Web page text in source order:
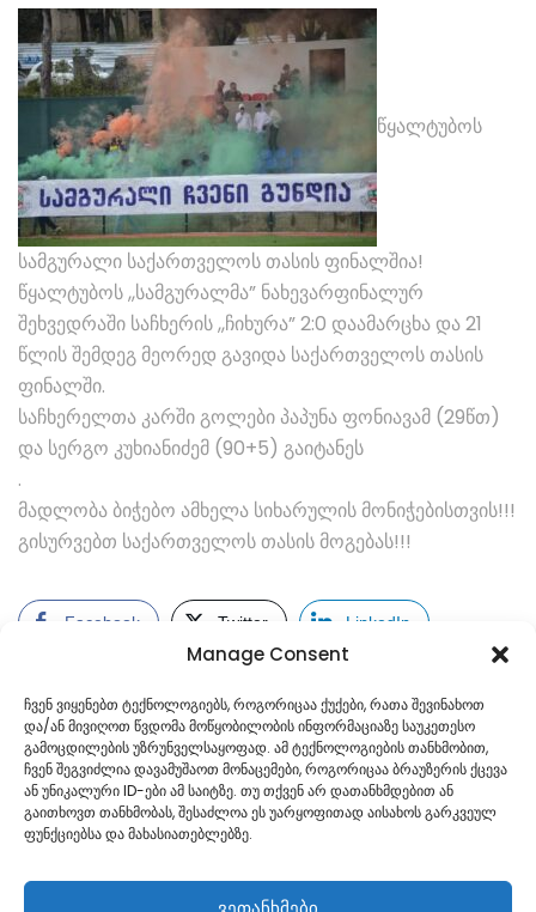
Manage Consent
ჩვენ ვიყენებთ ტექნოლოგიებს, როგორიცაა ქუქები, რათა შევინახოთ
და/ან მივიღოთ წვდომა მოწყობილობის ინფორმაციაზე საუკეთესო
გამოცდილების უზრუნველსაყოფად. ამ ტექნოლოგიების თანხმობით,
ჩვენ შეგვიძლია დავამუშაოთ მონაცემები, როგორიცაა ბრაუზერის ქცევა
ან უნიკალური ID-ები ამ საიტზე. თუ თქვენ არ დათანხმდებით ან
გაითხოვთ თანხმობას, შესაძლოა ეს უარყოფითად აისახოს გარკვეულ
ფუნქციებსა და მახასიათებლებზე.
წყალტუბოს
სამგურალი საქართველოს თასის ფინალშია!
წყალტუბოს ,,სამგურალმა” ნახევარფინალურ
შეხვედრაში საჩხერის ,,ჩიხურა” 2:0 დაამარცხა და 21
წლის შემდეგ მეორედ გავიდა საქართველოს თასის
ფინალში.
საჩხერელთა კარში გოლები პაპუნა ფონიავამ (29წთ)
და სერგო კუხიანიძემ (90+5) გაიტანეს
.
მადლობა ბიჭებო ამხელა სიხარულის მონიჭებისთვის!!!
გისურვებთ საქართველოს თასის მოგებას!!!
Facebook Twitter LinkedIn